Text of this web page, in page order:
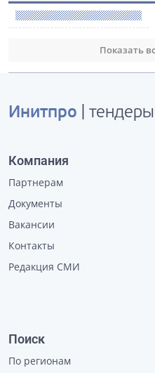
Показать
Инитпро | тендеры
Компания
Партнерам
Документы
Вакансии
Контакты
Редакция СМИ
Поиск
По регионам